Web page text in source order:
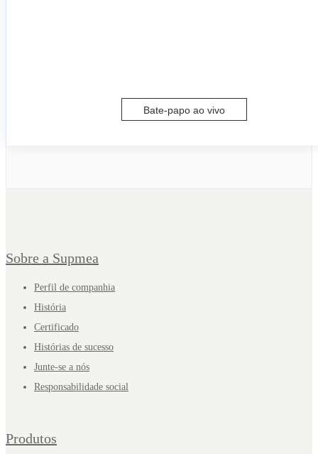
Bate-papo ao vivo
Sobre a Supmea
Perfil de companhia
História
Certificado
Histórias de sucesso
Junte-se a nós
Responsabilidade social
Produtos